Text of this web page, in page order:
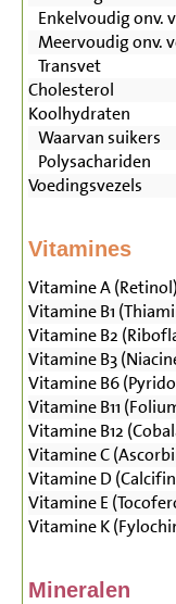
Enkelvoudig onv.
Meervoudig onv.
Transvet
Cholesterol
Koolhydraten
Waarvan suikers
Polysachariden
Voedingsvezels
Vitamines
Vitamine A (Retinol)
Vitamine B1
Vitamine B2
Vitamine B3
Vitamine B6
Vitamine B11
Vitamine B12
Vitamine C
Vitamine D
Vitamine E
Vitamine K
Mineralen